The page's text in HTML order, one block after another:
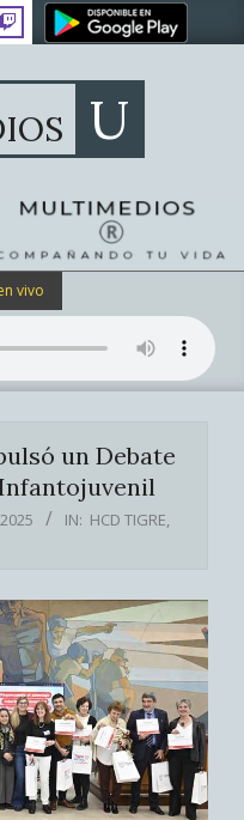
U
vivo
un Debate
IN: HCD TIGRE,